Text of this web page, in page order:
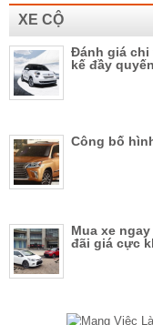
XE CỘ
Đánh giá chi
kế đầy
Công bố
Mua xe
đãi giá cực